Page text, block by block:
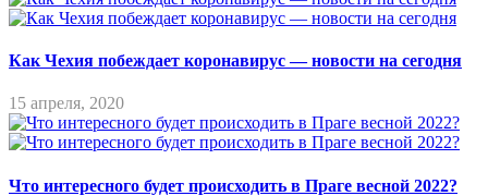
Как Чехия побеждает коронавирус — новости на сегодня
15 апреля, 2020
Что интересного будет происходить в Праге весной 2022?